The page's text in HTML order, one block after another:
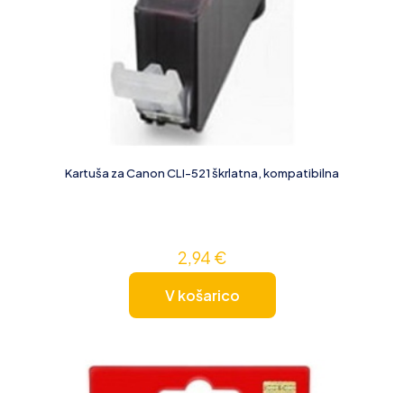
Kartuša za Canon CLI-521 škrlatna, kompatibilna
2,94 €
V košarico